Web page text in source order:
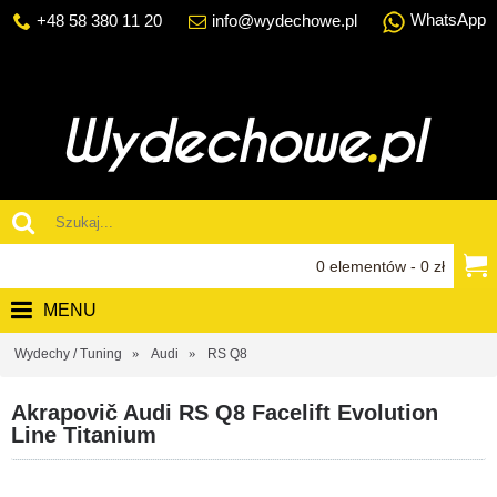
+48 58 380 11 20 info@wydechowe.pl WhatsApp
0 elementów - 0 zł
MENU
Wydechy / Tuning Audi RS Q8
Akrapovič Audi RS Q8 Facelift Evolution
Line Titanium